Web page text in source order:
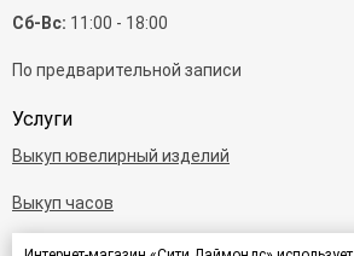
Сб-Вс: 11:00 - 18:00
По предварительной записи
Услуги
Выкуп ювелирный изделий
Выкуп часов
Выкуп бриллиантов